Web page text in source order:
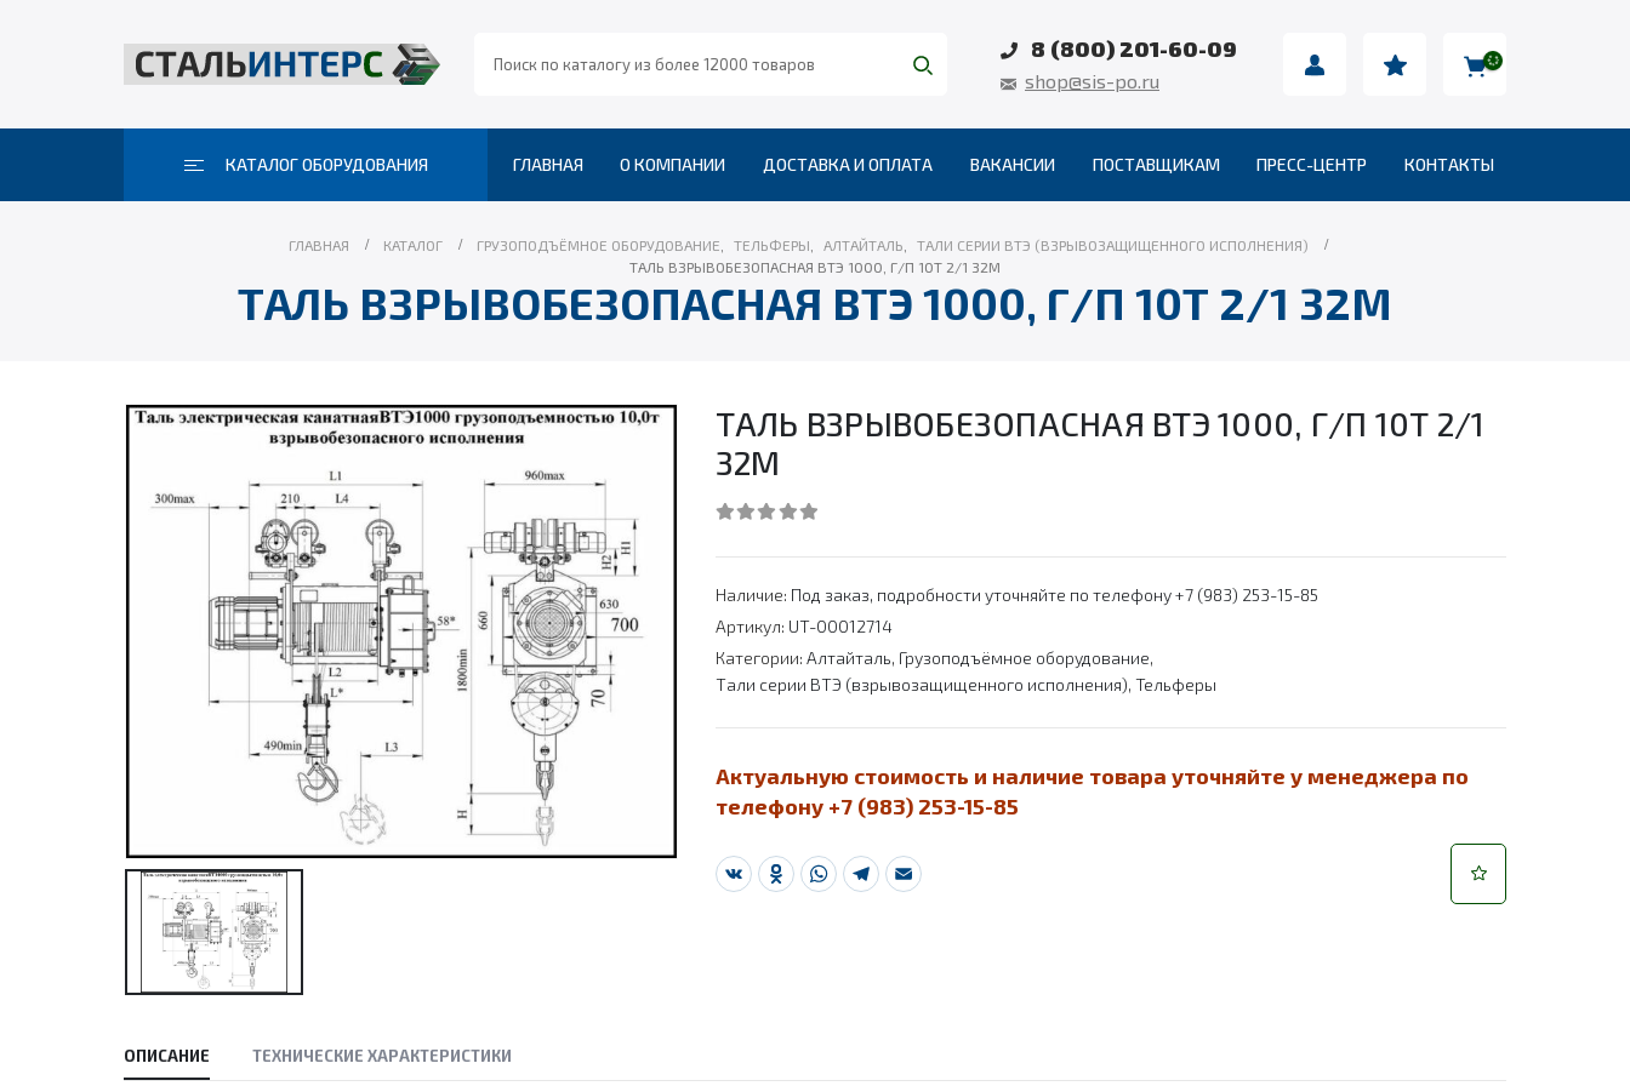
8 (800) 201-60-09
shop@sis-po.ru
КАТАЛОГ ОБОРУДОВАНИЯ ГЛАВНАЯ О КОМПАНИИ ДОСТАВКА И ОПЛАТА ВАКАНСИИ ПОСТАВЩИКАМ ПРЕСС-ЦЕНТР КОНТАКТЫ
ГЛАВНАЯ КАТАЛОГ ГРУЗОПОДЪЁМНОЕ ОБОРУДОВАНИЕ ТЕЛЬФЕРЫ АЛТАЙТАЛЬ
ТАЛИ СЕРИИ ВТЭ (ВЗРЫВОЗАЩИЩЕННОГО ИСПОЛНЕНИЯ)
ТАЛЬ ВЗРЫВОБЕЗОПАСНАЯ ВТЭ 1000, Г/П 10Т 2/1 32М
ТАЛЬ ВЗРЫВОБЕЗОПАСНАЯ ВТЭ 1000, Г/П 10Т 2/1 32М
ТАЛЬ ВЗРЫВОБЕЗОПАСНАЯ ВТЭ 1000, Г/П 10Т 2/1
32М
Наличие: Под заказ, подробности уточняйте по телефону +7 (983) 253-15-85
Артикул: UT-00012714
Категории: Алтайталь, Грузоподъёмное оборудование,
Тали серии ВТЭ (взрывозащищенного исполнения), Тельферы
Актуальную стоимость и наличие товара уточняйте у менеджера по
телефону +7 (983) 253-15-85
VK Odnoklassniki
WhatsApp
Telegram
Email
ОПИСАНИЕ ТЕХНИЧЕСКИЕ ХАРАКТЕРИСТИКИ